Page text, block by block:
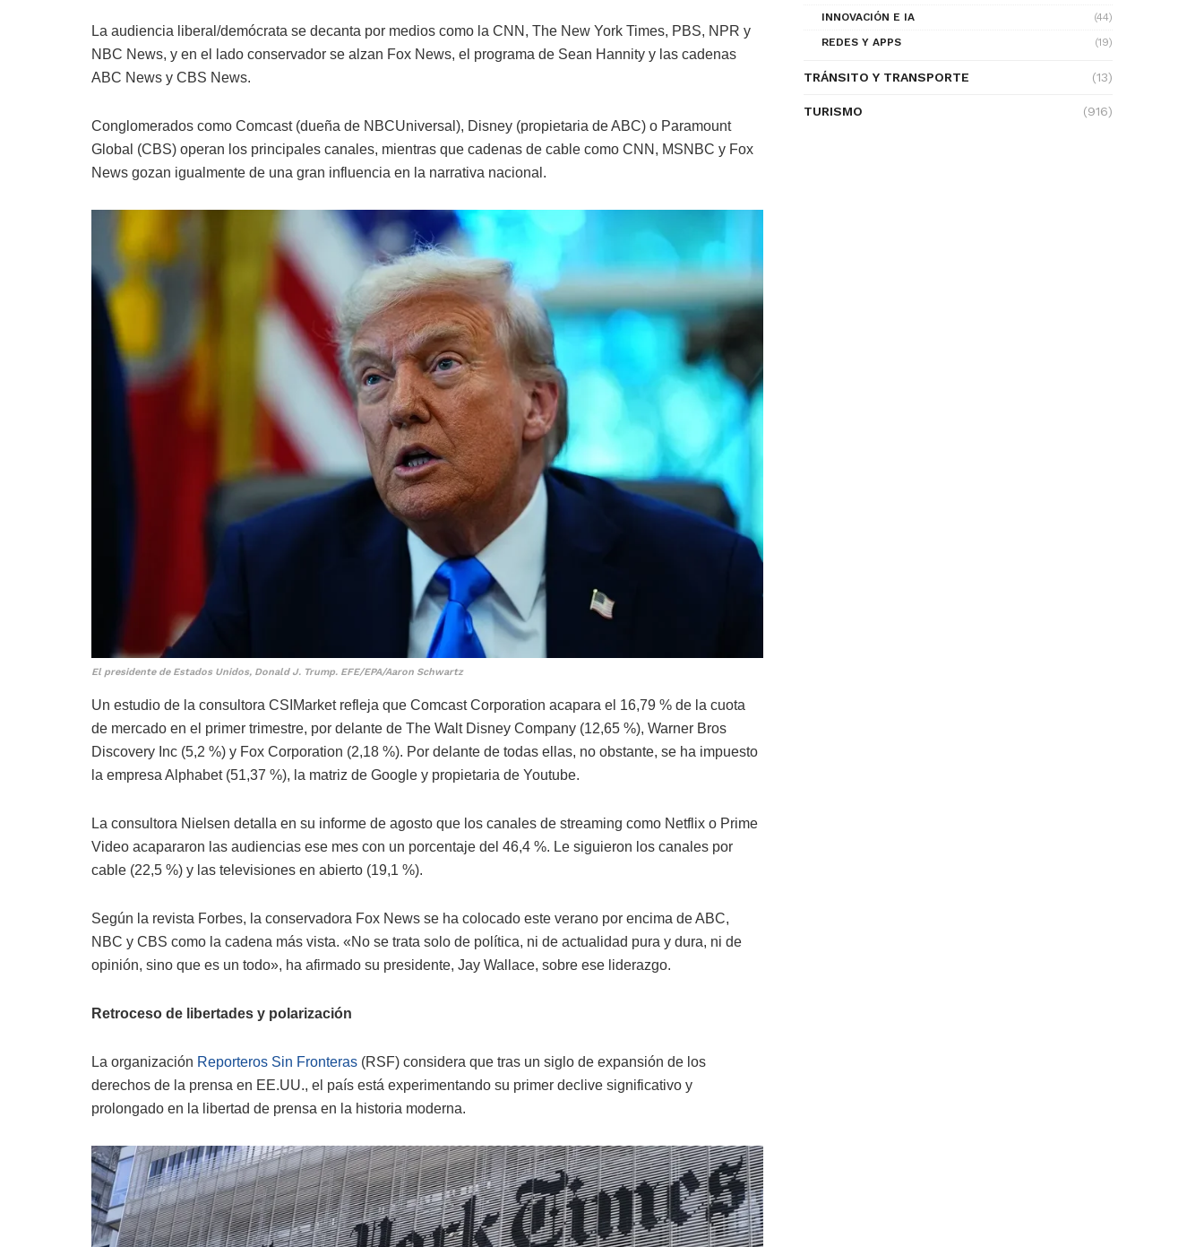
La audiencia liberal/demócrata se decanta por medios como la CNN, The New York Times, PBS, NPR y
NBC News, y en el lado conservador se alzan Fox News, el programa de Sean Hannity y las cadenas
ABC News y CBS News.
Conglomerados como Comcast (dueña de NBCUniversal), Disney (propietaria de ABC) o Paramount
Global (CBS) operan los principales canales, mientras que cadenas de cable como CNN, MSNBC y Fox
News gozan igualmente de una gran influencia en la narrativa nacional.
El presidente de Estados Unidos, Donald J. Trump. EFE/EPA/Aaron Schwartz
Un estudio de la consultora CSIMarket refleja que Comcast Corporation acapara el 16,79 % de la cuota
de mercado en el primer trimestre, por delante de The Walt Disney Company (12,65 %), Warner Bros
Discovery Inc (5,2 %) y Fox Corporation (2,18 %). Por delante de todas ellas, no obstante, se ha impuesto
la empresa Alphabet (51,37 %), la matriz de Google y propietaria de Youtube.
La consultora Nielsen detalla en su informe de agosto que los canales de streaming como Netflix o Prime
Video acapararon las audiencias ese mes con un porcentaje del 46,4 %. Le siguieron los canales por
cable (22,5 %) y las televisiones en abierto (19,1 %).
Según la revista Forbes, la conservadora Fox News se ha colocado este verano por encima de ABC,
NBC y CBS como la cadena más vista. «No se trata solo de política, ni de actualidad pura y dura, ni de
opinión, sino que es un todo», ha afirmado su presidente, Jay Wallace, sobre ese liderazgo.
Retroceso de libertades y polarización
La organización Reporteros Sin Fronteras (RSF) considera que tras un siglo de expansión de los
derechos de la prensa en EE.UU., el país está experimentando su primer declive significativo y
prolongado en la libertad de prensa en la historia moderna.
INNOVACIÓN E IA
(44)
REDES Y APPS
(19)
TRÁNSITO Y TRANSPORTE (13)
TURISMO (916)